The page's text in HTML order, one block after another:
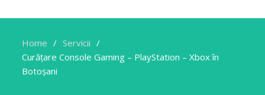
Home
Servicii
Curățare Console Gaming – PlayStation – Xbox în
Botoșani